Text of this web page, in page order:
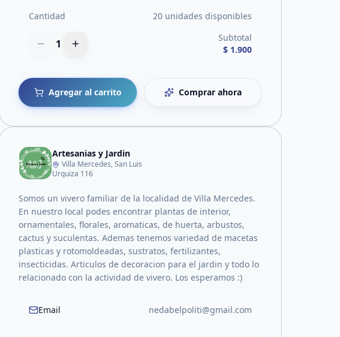
Cantidad 20 unidades disponibles
1
Subtotal
$ 1.900
Agregar al carrito Comprar ahora
Artesanias y Jardin
Villa Mercedes, San Luis
Urquiza 116
Somos un vivero familiar de la localidad de Villa Mercedes.
En nuestro local podes encontrar plantas de interior,
ornamentales, florales, aromaticas, de huerta, arbustos,
cactus y suculentas. Ademas tenemos variedad de macetas
plasticas y rotomoldeadas, sustratos, fertilizantes,
insecticidas. Articulos de decoracion para el jardin y todo lo
relacionado con la actividad de vivero. Los esperamos :)
Email nedabelpoliti@gmail.com